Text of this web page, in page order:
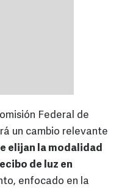
Federal de
un cambio relevante
elijan la modalidad
de luz en
enfocado en la